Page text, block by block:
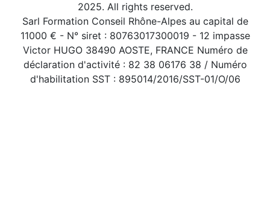
2025. All rights reserved.
Sarl Formation Conseil Rhône-Alpes au capital de
11000 € - N° siret : 80763017300019 - 12 impasse
Victor HUGO 38490 AOSTE, FRANCE Numéro de
déclaration d'activité : 82 38 06176 38 / Numéro
d'habilitation SST : 895014/2016/SST-01/O/06